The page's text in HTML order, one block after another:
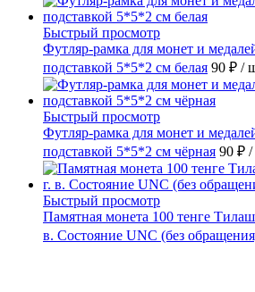
Быстрый просмотр
Футляр-рамка для монет и
подставкой 5*5*2 см белая 90 ₽ /
Быстрый просмотр
Футляр-рамка для монет и
подставкой 5*5*2 см чёрная 90 ₽
Быстрый просмотр
Памятная монета 100 тенге
в. Состояние UNC (без